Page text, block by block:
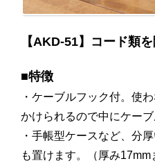
【AKD-51】コード類
■特徴
・ケーブルフック付。使
かけられるので中にケーブ
・手帳型ケースなど、分
も置けます。（厚み17mm